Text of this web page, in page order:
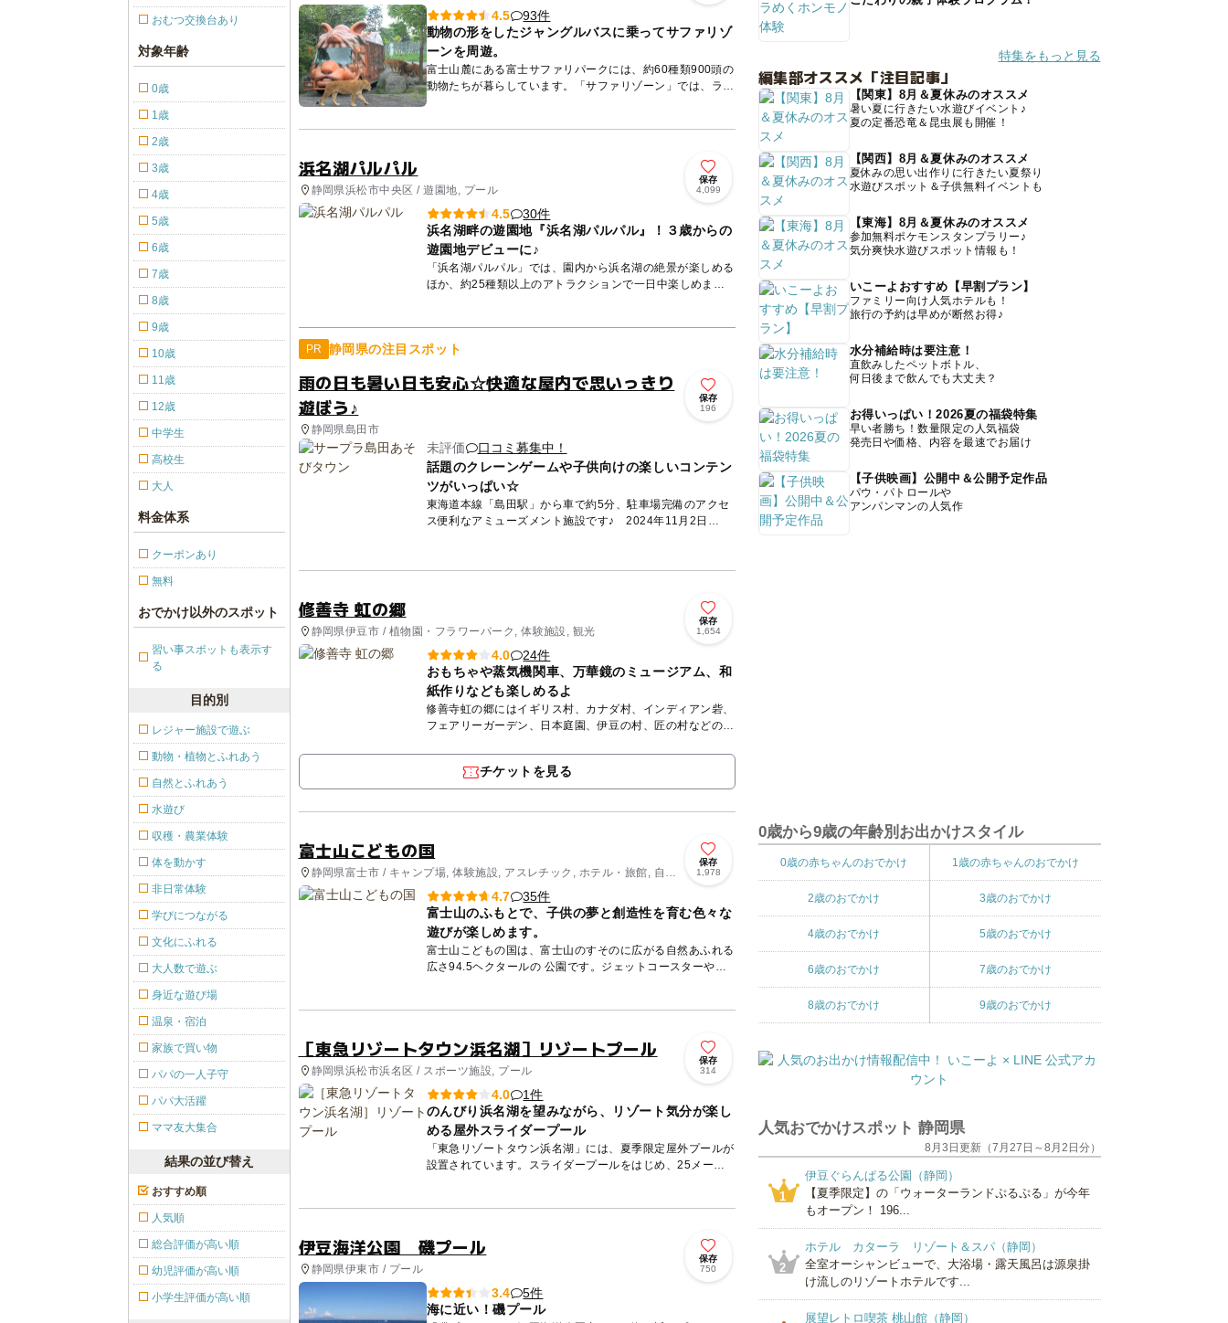
4.5
93件
動物の形をしたジャングルバスに乗ってサファリゾ
ーンを周遊。
富士山麓にある富士サファリパークには、約60種類900頭の
動物たちが暮らしています。「サファリゾーン」では、ライ
オンやゾウ、アムールトラなどの野生動物をマイカーや園内
浜名湖パルパル
静岡県浜松市中央区 / 遊園地, プール
保存
4,099
4.5
30件
浜名湖畔の遊園地『浜名湖パルパル』！３歳からの
遊園地デビューに♪
「浜名湖パルパル」では、園内から浜名湖の絶景が楽しめる
ほか、約25種類以上のアトラクションで一日中楽しめま
PR 静岡県の注目スポット
雨の日も暑い日も安心☆快適な屋内で思いっきり
遊ぼう♪
静岡県島田市
保存
196
未評価
口コミ募集中！
話題のクレーンゲームや子供向けの楽しいコンテン
ツがいっぱい☆
東海道本線「島田駅」から車で約5分、駐車場完備のアクセ
ス便利なアミューズメント施設です♪ 2024年11月2日
修善寺 虹の郷
静岡県伊豆市 / 植物園・フラワーパーク, 体験施設, 観光
保存
1,654
4.0
24件
おもちゃや蒸気機関車、万華鏡のミュージアム、和
紙作りなども楽しめるよ
修善寺虹の郷にはイギリス村、カナダ村、インディアン砦、
フェアリーガーデン、日本庭園、伊豆の村、匠の村などのエ
楽しませて...
チケットを見る
富士山こどもの国
静岡県富士市 / キャンプ場, 体験施設, アスレチック, ホテル・旅館, 自然
体験・アクティビティ
保存
1,978
4.7
35件
富士山のふもとで、子供の夢と創造性を育む色々な
遊びが楽しめます。
富士山こどもの国は、富士山のすそのに広がる自然あふれる
広さ94.5ヘクタールの 公園です。ジェットコースターや観
［東急リゾートタウン浜名湖］リゾートプール
静岡県浜松市浜名区 / スポーツ施設, プール
保存
314
4.0
1件
のんびり浜名湖を望みながら、リゾート気分が楽し
める屋外スライダープール
「東急リゾートタウン浜名湖」には、夏季限定屋外プールが
設置されています。スライダープールをはじめ、25メート
伊豆海洋公園 磯プール
静岡県伊東市 / プール
保存
750
3.4
5件
海に近い！磯プール
おむつ交換台あり
対象年齢
0歳
1歳
2歳
3歳
4歳
5歳
6歳
7歳
8歳
9歳
10歳
11歳
12歳
中学生
高校生
大人
料金体系
クーポンあり
無料
おでかけ以外のスポット
習い事スポットも表示す
る
目的別
レジャー施設で遊ぶ
動物・植物とふれあう
自然とふれあう
水遊び
収穫・農業体験
体を動かす
非日常体験
学びにつながる
文化にふれる
大人数で遊ぶ
身近な遊び場
温泉・宿泊
家族で買い物
パパの一人子守
パパ大活躍
ママ友大集合
結果の並び替え
おすすめ順
人気順
総合評価が高い順
幼児評価が高い順
小学生評価が高い順
特集をもっと見る
編集部オススメ「注目記事」
【関東】8月＆夏休みのオススメ
暑い夏に行きたい水遊びイベント♪
夏の定番恐竜＆昆虫展も開催！
【関西】8月＆夏休みのオススメ
夏休みの思い出作りに行きたい夏祭り
水遊びスポット＆子供無料イベントも
【東海】8月＆夏休みのオススメ
参加無料ポケモンスタンプラリー♪
気分爽快水遊びスポット情報も！
いこーよおすすめ【早割プラン】
ファミリー向け人気ホテルも！
旅行の予約は早めが断然お得♪
水分補給時は要注意！
直飲みしたペットボトル、
何日後まで飲んでも大丈夫？
お得いっぱい！2026夏の福袋特集
早い者勝ち！数量限定の人気福袋
発売日や価格、内容を最速でお届け
【子供映画】公開中＆公開予定作品
パウ・パトロールや
アンパンマンの人気作
0歳から9歳の年齢別お出かけスタイル
0歳の赤ちゃんのおでかけ 1歳の赤ちゃんのおでかけ
2歳のおでかけ 3歳のおでかけ
4歳のおでかけ 5歳のおでかけ
6歳のおでかけ 7歳のおでかけ
8歳のおでかけ 9歳のおでかけ
人気おでかけスポット 静岡県
8月3日更新（7月27日～8月2日分）
1
伊豆ぐらんぱる公園（静岡）
【夏季限定】の「ウォーターランドぷるぷる」が今年
もオープン！ 196...
2
ホテル カターラ リゾート＆スパ（静岡）
全室オーシャンビューで、大浴場・露天風呂は源泉掛
け流しのリゾートホテルです...
展望レトロ喫茶 桃山館（静岡）